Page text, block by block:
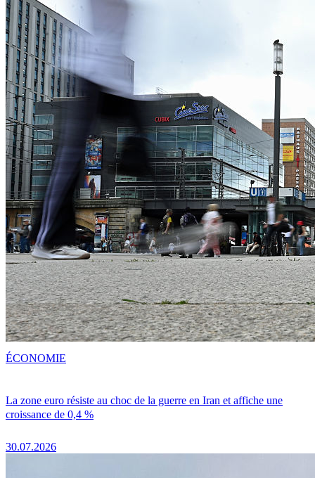
La zone euro résiste au choc de la guerre en Iran et affiche une
croissance de 0,4 %
30.07.2026
ÉCONOMIE